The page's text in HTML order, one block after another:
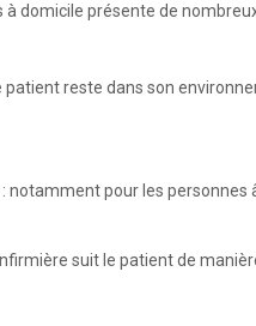
domicile présente de
patient reste dans son
: notamment pour les personnes
suit le patient de